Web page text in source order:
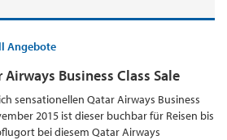
Business Class Sale
sensationellen Qatar Airways Business
2015 ist dieser buchbar für Reisen bis
bei diesem Qatar Airways